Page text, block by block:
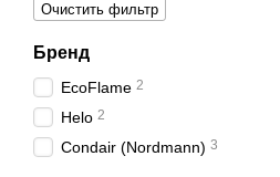
Очистить фильтр
Бренд
EcoFlame 2
Helo 2
Condair (Nordmann) 3